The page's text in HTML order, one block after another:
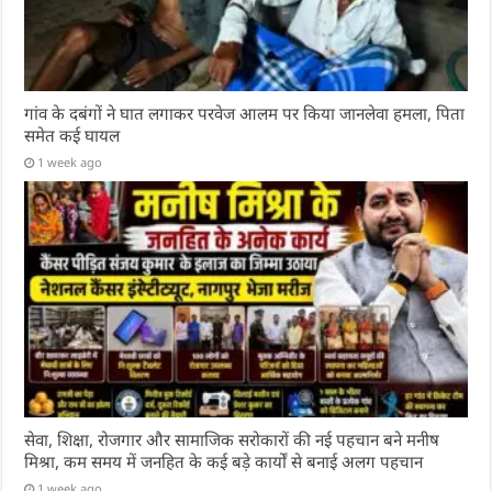
गांव के दबंगों ने घात लगाकर परवेज आलम पर किया जानलेवा हमला, पिता
समेत कई घायल
1 week ago
सेवा, शिक्षा, रोजगार और सामाजिक सरोकारों की नई पहचान बने मनीष
मिश्रा, कम समय में जनहित के कई बड़े कार्यों से बनाई अलग पहचान